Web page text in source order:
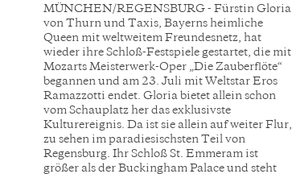
MÜNCHEN/REGENSBURG - Fürstin Gloria
von Thurn und Taxis, Bayerns heimliche
Queen mit weltweitem Freundesnetz, hat
wieder ihre Schloß-Festspiele gestartet, die mit
Mozarts Meisterwerk-Oper „Die Zauberflöte“
begannen und am 23. Juli mit Weltstar Eros
Ramazzotti endet. Gloria bietet allein schon
vom Schauplatz her das exklusivste
Kulturereignis. Da ist sie allein auf weiter Flur,
zu sehen im paradiesischsten Teil von
Regensburg. Ihr Schloß St. Emmeram ist
größer als der Buckingham Palace und steht